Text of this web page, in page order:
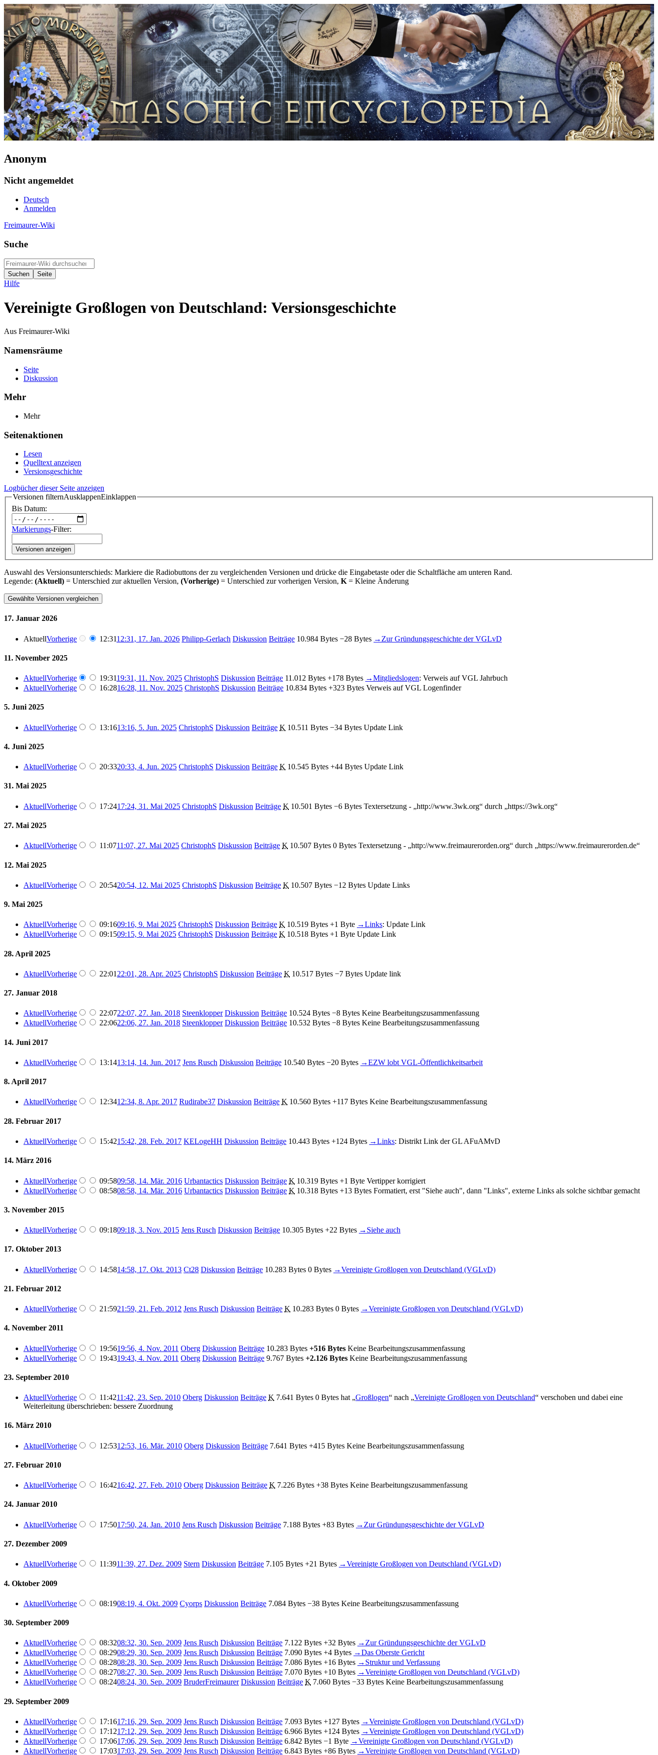
Anonym
Nicht angemeldet
Deutsch
Anmelden
Freimaurer-Wiki
Suche
Hilfe
Vereinigte Großlogen von Deutschland: Versionsgeschichte
Aus Freimaurer-Wiki
Namensräume
Seite
Diskussion
Mehr
Mehr
Seitenaktionen
Lesen
Quelltext anzeigen
Versionsgeschichte
Logbücher dieser Seite anzeigen
Versionen filternAusklappenEinklappen
Bis Datum:
Markierungs-Filter:
Versionen anzeigen
Auswahl des Versionsunterschieds: Markiere die Radiobuttons der zu vergleichenden Versionen und drücke die Eingabetaste oder die Schaltfläche am unteren Rand.
Legende: (Aktuell) = Unterschied zur aktuellen Version, (Vorherige) = Unterschied zur vorherigen Version, K = Kleine Änderung
17. Januar 2026
AktuellVorherige 12:3112:31, 17. Jan. 2026 Philipp-Gerlach Diskussion Beiträge 10.984 Bytes −28 Bytes →‎Zur Gründungsgeschichte der VGLvD
11. November 2025
AktuellVorherige 19:3119:31, 11. Nov. 2025 ChristophS Diskussion Beiträge 11.012 Bytes +178 Bytes →‎Mitgliedslogen: Verweis auf VGL Jahrbuch
AktuellVorherige 16:2816:28, 11. Nov. 2025 ChristophS Diskussion Beiträge 10.834 Bytes +323 Bytes Verweis auf VGL Logenfinder
5. Juni 2025
AktuellVorherige 13:1613:16, 5. Jun. 2025 ChristophS Diskussion Beiträge K 10.511 Bytes −34 Bytes Update Link
4. Juni 2025
AktuellVorherige 20:3320:33, 4. Jun. 2025 ChristophS Diskussion Beiträge K 10.545 Bytes +44 Bytes Update Link
31. Mai 2025
AktuellVorherige 17:2417:24, 31. Mai 2025 ChristophS Diskussion Beiträge K 10.501 Bytes −6 Bytes Textersetzung - „http://www.3wk.org“ durch „https://3wk.org“
27. Mai 2025
AktuellVorherige 11:0711:07, 27. Mai 2025 ChristophS Diskussion Beiträge K 10.507 Bytes 0 Bytes Textersetzung - „http://www.freimaurerorden.org“ durch „https://www.freimaurerorden.de“
12. Mai 2025
AktuellVorherige 20:5420:54, 12. Mai 2025 ChristophS Diskussion Beiträge K 10.507 Bytes −12 Bytes Update Links
9. Mai 2025
AktuellVorherige 09:1609:16, 9. Mai 2025 ChristophS Diskussion Beiträge K 10.519 Bytes +1 Byte →‎Links: Update Link
AktuellVorherige 09:1509:15, 9. Mai 2025 ChristophS Diskussion Beiträge K 10.518 Bytes +1 Byte Update Link
28. April 2025
AktuellVorherige 22:01 22:01, 28. Apr. 2025 ChristophS Diskussion Beiträge K 10.517 Bytes −7 Bytes Update link
27. Januar 2018
AktuellVorherige 22:0722:07, 27. Jan. 2018 Steenklopper Diskussion Beiträge 10.524 Bytes −8 Bytes Keine Bearbeitungszusammenfassung
AktuellVorherige 22:0622:06, 27. Jan. 2018 Steenklopper Diskussion Beiträge 10.532 Bytes −8 Bytes Keine Bearbeitungszusammenfassung
14. Juni 2017
AktuellVorherige 13:1413:14, 14. Jun. 2017 Jens Rusch Diskussion Beiträge 10.540 Bytes −20 Bytes →‎EZW lobt VGL-Öffentlichkeitsarbeit
8. April 2017
AktuellVorherige 12:3412:34, 8. Apr. 2017 Rudirabe37 Diskussion Beiträge K 10.560 Bytes +117 Bytes Keine Bearbeitungszusammenfassung
28. Februar 2017
AktuellVorherige 15:4215:42, 28. Feb. 2017 KELogeHH Diskussion Beiträge 10.443 Bytes +124 Bytes →‎Links: Distrikt Link der GL AFuAMvD
14. März 2016
AktuellVorherige 09:5809:58, 14. Mär. 2016 Urbantactics Diskussion Beiträge K 10.319 Bytes +1 Byte Vertipper korrigiert
AktuellVorherige 08:5808:58, 14. Mär. 2016 Urbantactics Diskussion Beiträge K 10.318 Bytes +13 Bytes Formatiert, erst "Siehe auch", dann "Links", externe Links als solche sichtbar gemacht
3. November 2015
AktuellVorherige 09:1809:18, 3. Nov. 2015 Jens Rusch Diskussion Beiträge 10.305 Bytes +22 Bytes →‎Siehe auch
17. Oktober 2013
AktuellVorherige 14:5814:58, 17. Okt. 2013 Ct28 Diskussion Beiträge 10.283 Bytes 0 Bytes →‎Vereinigte Großlogen von Deutschland (VGLvD)
21. Februar 2012
AktuellVorherige 21:5921:59, 21. Feb. 2012 Jens Rusch Diskussion Beiträge K 10.283 Bytes 0 Bytes →‎Vereinigte Großlogen von Deutschland (VGLvD)
4. November 2011
AktuellVorherige 19:5619:56, 4. Nov. 2011 Oberg Diskussion Beiträge 10.283 Bytes +516 Bytes Keine Bearbeitungszusammenfassung
AktuellVorherige 19:4319:43, 4. Nov. 2011 Oberg Diskussion Beiträge 9.767 Bytes +2.126 Bytes Keine Bearbeitungszusammenfassung
23. September 2010
AktuellVorherige 11:4211:42, 23. Sep. 2010 Oberg Diskussion Beiträge K 7.641 Bytes 0 Bytes hat „Großlogen“ nach „Vereinigte Großlogen von Deutschland“ verschoben und dabei eine
Weiterleitung überschrieben: bessere Zuordnung
16. März 2010
AktuellVorherige 12:5312:53, 16. Mär. 2010 Oberg Diskussion Beiträge 7.641 Bytes +415 Bytes Keine Bearbeitungszusammenfassung
27. Februar 2010
AktuellVorherige 16:4216:42, 27. Feb. 2010 Oberg Diskussion Beiträge K 7.226 Bytes +38 Bytes Keine Bearbeitungszusammenfassung
24. Januar 2010
AktuellVorherige 17:5017:50, 24. Jan. 2010 Jens Rusch Diskussion Beiträge 7.188 Bytes +83 Bytes →‎Zur Gründungsgeschichte der VGLvD
27. Dezember 2009
AktuellVorherige 11:3911:39, 27. Dez. 2009 Stern Diskussion Beiträge 7.105 Bytes +21 Bytes →‎Vereinigte Großlogen von Deutschland (VGLvD)
4. Oktober 2009
AktuellVorherige 08:1908:19, 4. Okt. 2009 Cyorps Diskussion Beiträge 7.084 Bytes −38 Bytes Keine Bearbeitungszusammenfassung
30. September 2009
AktuellVorherige 08:3208:32, 30. Sep. 2009 Jens Rusch Diskussion Beiträge 7.122 Bytes +32 Bytes →‎Zur Gründungsgeschichte der VGLvD
AktuellVorherige 08:2908:29, 30. Sep. 2009 Jens Rusch Diskussion Beiträge 7.090 Bytes +4 Bytes →‎Das Oberste Gericht
AktuellVorherige 08:2808:28, 30. Sep. 2009 Jens Rusch Diskussion Beiträge 7.086 Bytes +16 Bytes →‎Struktur und Verfassung
AktuellVorherige 08:2708:27, 30. Sep. 2009 Jens Rusch Diskussion Beiträge 7.070 Bytes +10 Bytes →‎Vereinigte Großlogen von Deutschland (VGLvD)
AktuellVorherige 08:2408:24, 30. Sep. 2009 BruderFreimaurer Diskussion Beiträge K 7.060 Bytes −33 Bytes Keine Bearbeitungszusammenfassung
29. September 2009
AktuellVorherige 17:1617:16, 29. Sep. 2009 Jens Rusch Diskussion Beiträge 7.093 Bytes +127 Bytes →‎Vereinigte Großlogen von Deutschland (VGLvD)
AktuellVorherige 17:1217:12, 29. Sep. 2009 Jens Rusch Diskussion Beiträge 6.966 Bytes +124 Bytes →‎Vereinigte Großlogen von Deutschland (VGLvD)
AktuellVorherige 17:0617:06, 29. Sep. 2009 Jens Rusch Diskussion Beiträge 6.842 Bytes −1 Byte →‎Vereinigte Großlogen von Deutschland (VGLvD)
AktuellVorherige 17:0317:03, 29. Sep. 2009 Jens Rusch Diskussion Beiträge 6.843 Bytes +86 Bytes →‎Vereinigte Großlogen von Deutschland (VGLvD)